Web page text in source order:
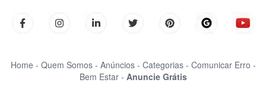
Home - Quem Somos - Anúncios - Categorias - Comunicar Erro -
Bem Estar - Anuncie Grátis